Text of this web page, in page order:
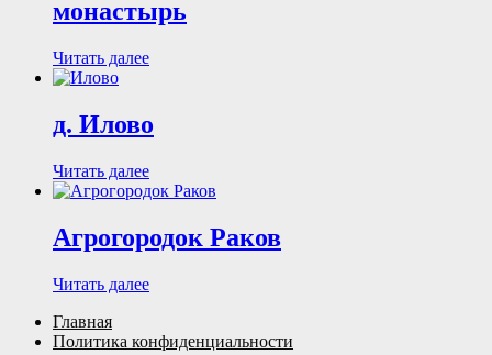
монастырь
Читать далее
д. Илово
Читать далее
Агрогородок Раков
Читать далее
Главная
Политика конфиденциальности